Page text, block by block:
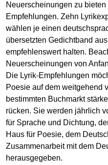
Neuerscheinungen zu
Empfehlungen. Zehn
wählen je einen
übersetzten Gedichtband
empfehlenswert halten.
Neuerscheinungen von
Die Lyrik-Empfehlungen
Poesie auf dem weitgehend
bestimmten Buchmarkt
rücken. Sie werden jährlich
für Sprache und Dichtung,
Haus für Poesie, dem
Zusammenarbeit mit dem
herausgegeben.